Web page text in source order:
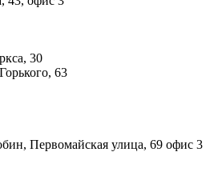
30
63
Первомайская улица, 69 офис 3